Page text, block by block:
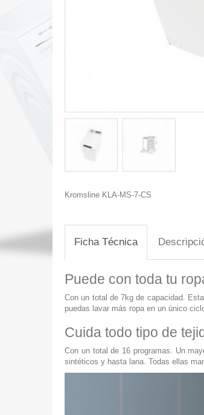
Kromsline KLA-MS-7-CS
Ficha Técnica
Puede con toda tu
Con un total de 7kg de capacidad.
puedas lavar más ropa en un único
Cuida todo tipo de
Con un total de 16 programas. Un
sintéticos y hasta lana. Todas ellas